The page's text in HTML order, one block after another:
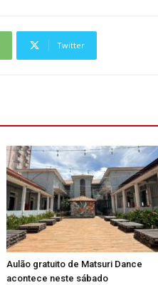
Twitter
Aulão gratuito de Matsuri Dance
acontece neste sábado